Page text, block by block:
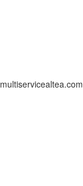
multiservicealtea.com